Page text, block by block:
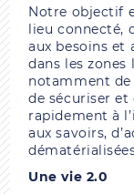
Notre objectif
lieu connecté,
aux besoins et
dans les zones
notamment de
de sécuriser et
rapidement à
aux savoirs,
Une vie 2.0